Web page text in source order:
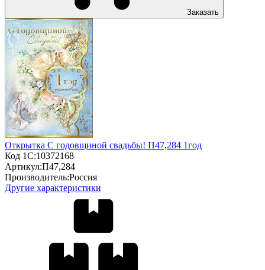
Заказать
Открытка С годовщиной свадьбы! П47,284 1год
Код 1С:10372168
Артикул:П47,284
Производитель:Россия
Другие характеристики